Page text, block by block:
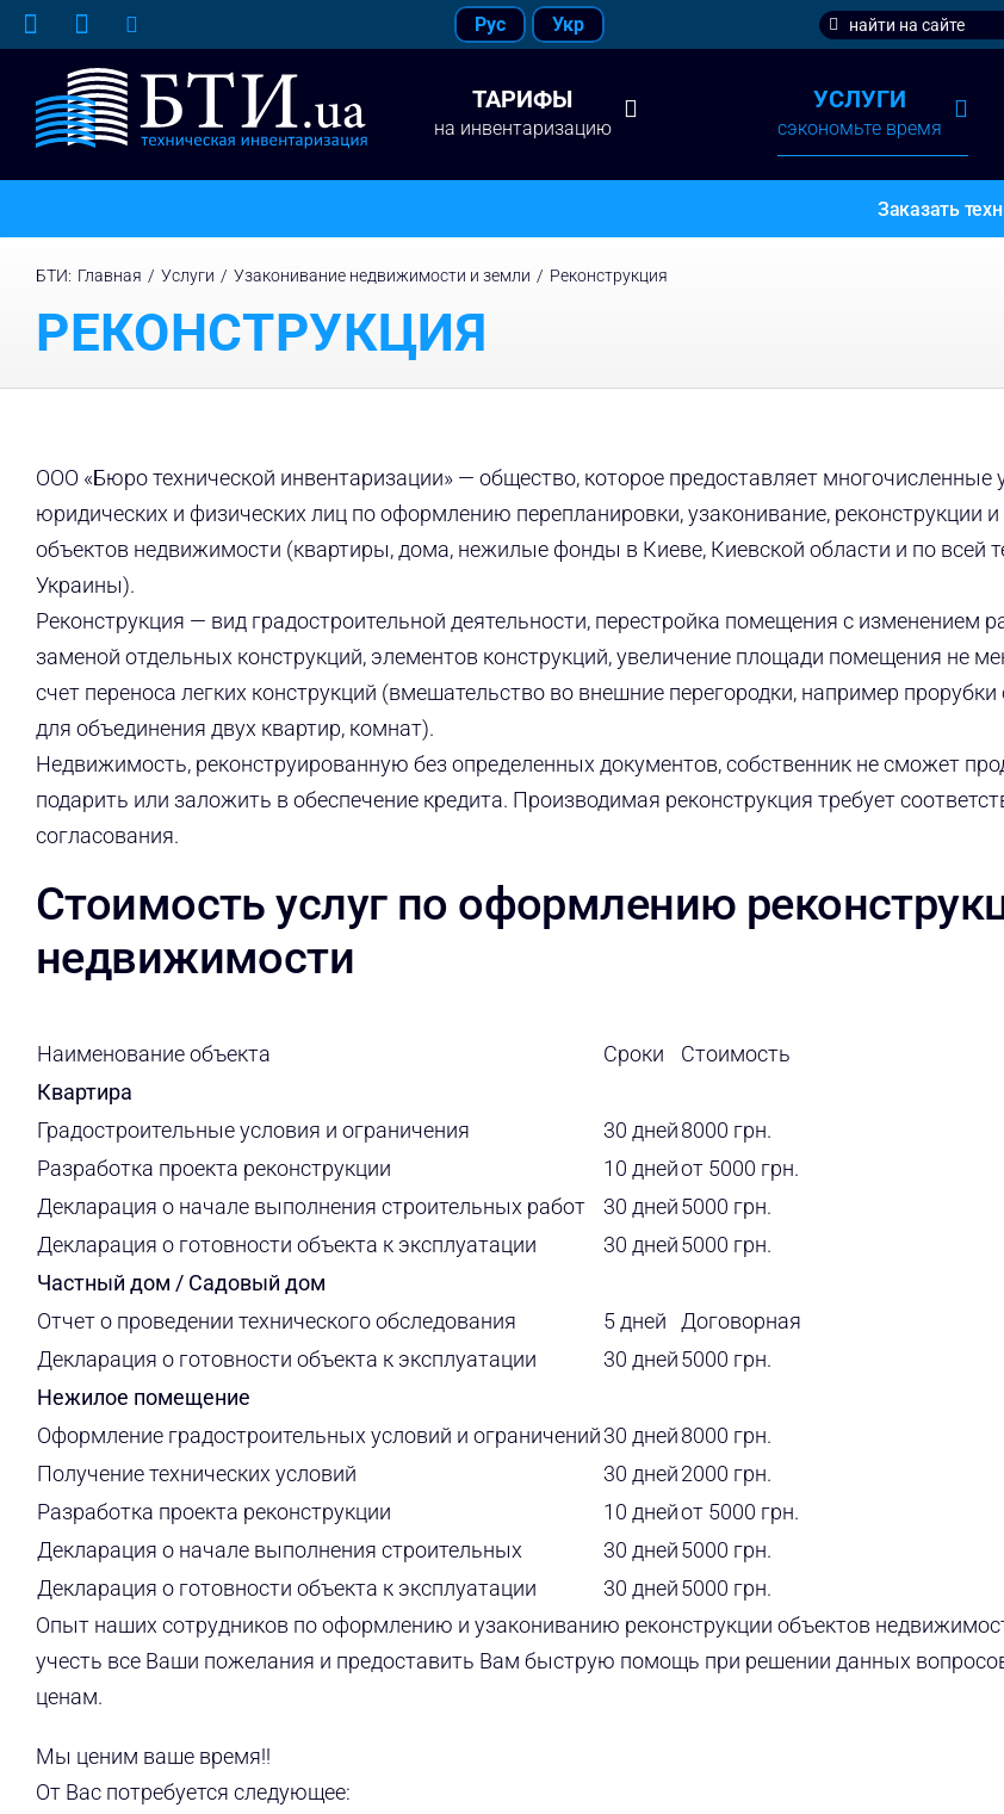
Skip
to
content
Рус Укр
Search
ТАРИФЫ
на инвентаризацию
УСЛУГИ
сэкономьте время
Заказать
БТИ: Главная / Услуги / Узаконивание недвижимости и земли / Реконструкция
РЕКОНСТРУКЦИЯ
ООО «Бюро технической инвентаризации» — общество, которое предоставляет многочисленные
юридических и физических лиц по оформлению перепланировки, узаконивание, реконструкции и
объектов недвижимости (квартиры, дома, нежилые фонды в Киеве, Киевской области и по всей
Украины).
Реконструкция — вид градостроительной деятельности, перестройка помещения с изменением
заменой отдельных конструкций, элементов конструкций, увеличение площади помещения не
счет переноса легких конструкций (вмешательство во внешние перегородки, например
для объединения двух квартир, комнат).
Недвижимость, реконструированную без определенных документов, собственник не сможет
подарить или заложить в обеспечение кредита. Производимая реконструкция требует
согласования.
Cтоимость услуг по оформлению
недвижимости
Наименование объекта Сроки
Стоимость
Квартира
Градостроительные условия и ограничения
30 дней8000 грн.
Разработка проекта реконструкции
10 днейот 5000 грн.
Декларация о начале выполнения строительных работ
30 дней5000 грн.
Декларация о готовности объекта к эксплуатации
30 дней5000 грн.
Частный дом / Садовый дом
Отчет о проведении технического обследования
5 дней
Договорная
Декларация о готовности объекта к эксплуатации
30 дней5000 грн.
Нежилое помещение
Оформление градостроительных условий и ограничений30 дней8000 грн.
Получение технических условий
30 дней2000 грн.
Разработка проекта реконструкции
10 днейот 5000 грн.
Декларация о начале выполнения строительных
30 дней5000 грн.
Декларация о готовности объекта к эксплуатации
30 дней5000 грн.
Опыт наших сотрудников по оформлению и узакониванию реконструкции объектов
учесть все Ваши пожелания и предоставить Вам быструю помощь при решении данных
ценам.
Мы ценим ваше время!!
От Вас потребуется следующее: